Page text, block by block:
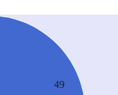
49